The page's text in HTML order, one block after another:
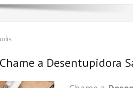
a Desentupidora